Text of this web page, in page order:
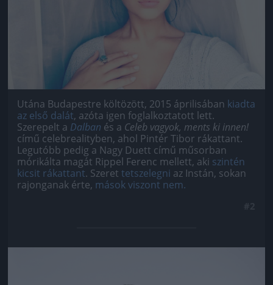
Utána Budapestre költözött, 2015 áprilisában kiadta
az első dalát, azóta igen foglalkoztatott lett.
Szerepelt a Dalban és a Celeb vagyok, ments ki innen!
című celebrealityben, ahol Pintér Tibor rákattant.
Legutóbb pedig a Nagy Duett című műsorban
mórikálta magát Rippel Ferenc mellett, aki szintén
kicsit rákattant. Szeret tetszelegni az Instán, sokan
rajonganak érte, mások viszont nem.